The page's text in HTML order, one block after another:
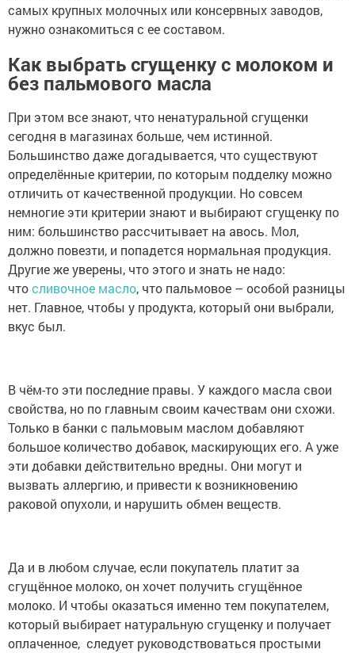
самых крупных молочных или консервных заводов,
нужно ознакомиться с ее составом.
Как выбрать сгущенку с молоком и
без пальмового масла
При этом все знают, что ненатуральной сгущенки
сегодня в магазинах больше, чем истинной.
Большинство даже догадывается, что существуют
определённые критерии, по которым подделку можно
отличить от качественной продукции. Но совсем
немногие эти критерии знают и выбирают сгущенку по
ним: большинство рассчитывает на авось. Мол,
должно повезти, и попадется нормальная продукция.
Другие же уверены, что этого и знать не надо:
чтосливочное масло, что пальмовое – особой разницы
нет. Главное, чтобы у продукта, который они выбрали,
вкус был.
В чём-то эти последние правы. У каждого масла свои
свойства, но по главным своим качествам они схожи.
Только в банки с пальмовым маслом добавляют
большое количество добавок, маскирующих его. А уже
эти добавки действительно вредны. Они могут и
вызвать аллергию, и привести к возникновению
раковой опухоли, и нарушить обмен веществ.
Да и в любом случае, если покупатель платит за
сгущённое молоко, он хочет получить сгущённое
молоко. И чтобы оказаться именно тем покупателем,
который выбирает натуральную сгущенку и получает
оплаченное, следует руководствоваться простыми